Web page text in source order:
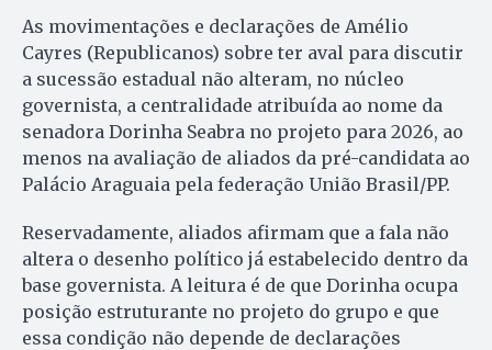
As movimentações e declarações de Amélio
Cayres (Republicanos) sobre ter aval para discutir
a sucessão estadual não alteram, no núcleo
governista, a centralidade atribuída ao nome da
senadora Dorinha Seabra no projeto para 2026, ao
menos na avaliação de aliados da pré-candidata ao
Palácio Araguaia pela federação União Brasil/PP.
Reservadamente, aliados afirmam que a fala não
altera o desenho político já estabelecido dentro da
base governista. A leitura é de que Dorinha ocupa
posição estruturante no projeto do grupo e que
essa condição não depende de declarações